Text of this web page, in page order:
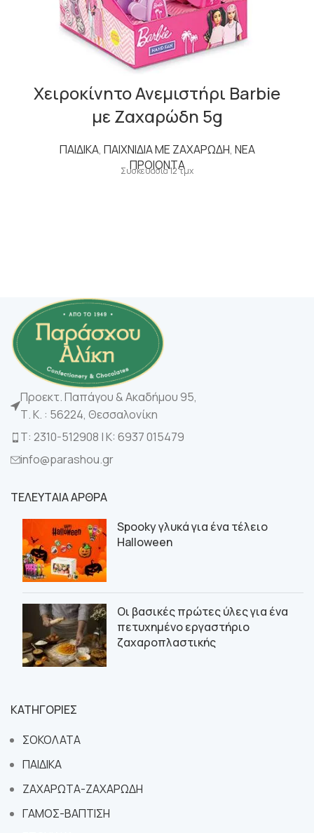
Χειροκίνητο Ανεμιστήρι Barbie
με Ζαχαρώδη 5g
ΠΑΙΔΙΚΑ, ΠΑΙΧΝΙΔΙΑ ΜΕ ΖΑΧΑΡΩΔΗ, ΝΕΑ
ΠΡΟΙΟΝΤΑ
Συσκευασία 12 τμχ
Προεκτ. Παπάγου & Ακαδήμου 95,
Τ. Κ. : 56224, Θεσσαλονίκη
Τ: 2310-512908 | K: 6937 015479
info@parashou.gr
ΤΕΛΕΥΤΑΙΑ ΑΡΘΡΑ
Spooky γλυκά για ένα τέλειο
Halloween
Οι βασικές πρώτες ύλες για ένα
πετυχημένο εργαστήριο
ζαχαροπλαστικής
ΚΑΤΗΓΟΡΙΕΣ
ΣΟΚΟΛΑΤΑ
ΠΑΙΔΙΚΑ
ΖΑΧΑΡΩΤΑ-ΖΑΧΑΡΩΔΗ
ΓΑΜΟΣ-ΒΑΠΤΙΣΗ